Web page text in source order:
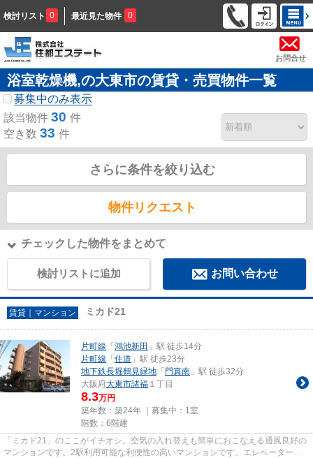
検討リスト 0 最近見た物件 0
お問合せ
浴室乾燥機,の大東市の賃貸・売買物件一覧
募集中のみ表示
該当物件 30 件
空き数 33 件
さらに条件を絞り込む
物件リクエスト
チェックした物件をまとめて
検討リストに追加 お問い合わせ
賃貸｜マンション ミカド21
片町線 「 鴻池新田 」駅 徒歩14分
片町線 「 住道 」駅 徒歩23分
地下鉄長堀鶴見緑地 「 門真南 」駅 徒歩32分
大阪府大東市諸福 １丁目
8.3万円
築年数：築24年 ｜募集中： 1室
階数：6階建
「ミカド21」のここがイチオシ。空気の入れ替えも簡単におこなえる通風良好の
マンションです。2駅利用可能な利便性の高いマンションです。エレベーターが